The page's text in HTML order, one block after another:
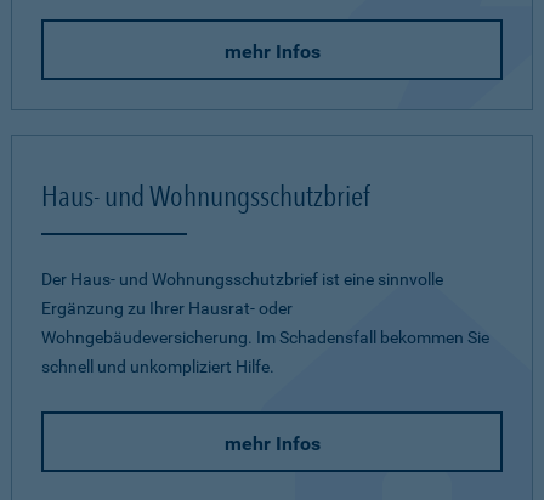
mehr Infos
Haus- und Wohnungsschutzbrief
Der Haus- und Wohnungsschutzbrief ist eine sinnvolle
Ergänzung zu Ihrer Hausrat- oder
Wohngebäudeversicherung. Im Schadensfall bekommen Sie
schnell und unkompliziert Hilfe.
mehr Infos